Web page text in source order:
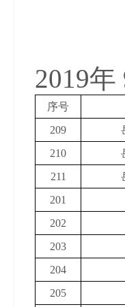
2019年
序号
209
210
211
201
202
203
204
205